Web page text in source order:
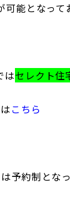
可能となって
はセレクト住
こちら
予約制とな